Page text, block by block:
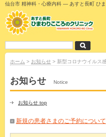
仙台市 精神科・心療内科 ― あすと長町 ひ
ホーム > お知らせ > 新型コロナウイルス
お知らせ Notice
お知らせ top
新規の患者さまのご予約について